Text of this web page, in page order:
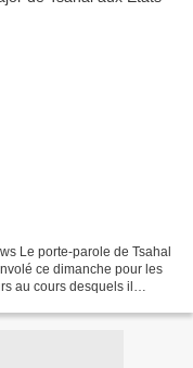
Le porte-parole de Tsahal
ce dimanche pour les
au cours desquels il